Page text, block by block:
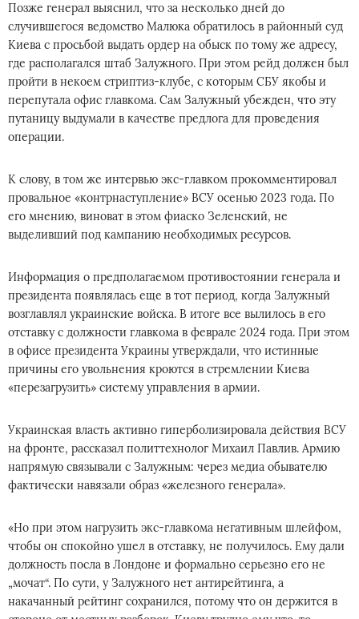
Позже генерал выяснил, что за несколько дней до
случившегося ведомство Малюка обратилось в районный суд
Киева с просьбой выдать ордер на обыск по тому же адресу,
где располагался штаб Залужного. При этом рейд должен был
пройти в некоем стриптиз-клубе, с которым СБУ якобы и
перепутала офис главкома. Сам Залужный убежден, что эту
путаницу выдумали в качестве предлога для проведения
операции.
К слову, в том же интервью экс-главком прокомментировал
провальное «контрнаступление» ВСУ осенью 2023 года. По
его мнению, виноват в этом фиаско Зеленский, не
выделивший под кампанию необходимых ресурсов.
Информация о предполагаемом противостоянии генерала и
президента появлялась еще в тот период, когда Залужный
возглавлял украинские войска. В итоге все вылилось в его
отставку с должности главкома в феврале 2024 года. При этом
в офисе президента Украины утверждали, что истинные
причины его увольнения кроются в стремлении Киева
«перезагрузить» систему управления в армии.
Украинская власть активно гиперболизировала действия ВСУ
на фронте, рассказал политтехнолог Михаил Павлив. Армию
напрямую связывали с Залужным: через медиа обывателю
фактически навязали образ «железного генерала».
«Но при этом нагрузить экс-главкома негативным шлейфом,
чтобы он спокойно ушел в отставку, не получилось. Ему дали
должность посла в Лондоне и формально серьезно его не
„мочат“. По сути, у Залужного нет антирейтинга, а
накачанный рейтинг сохранился, потому что он держится в